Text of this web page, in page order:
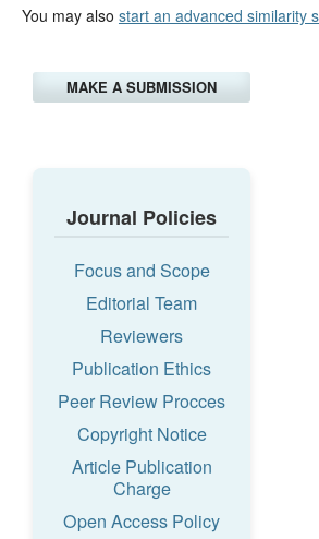
You may also start an advanced similarity
MAKE A SUBMISSION
Journal Policies
Focus and Scope
Editorial Team
Reviewers
Publication Ethics
Peer Review Procces
Copyright Notice
Article Publication
Charge
Open Access Policy